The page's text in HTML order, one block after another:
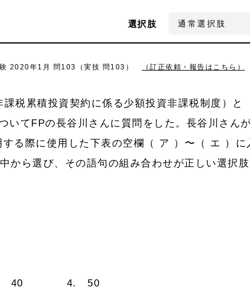
選択肢
2020年1月 問103（実技 問103） （訂正依頼・報告はこちら）
税累積投資契約に係る少額投資非課税制度）と
いてFPの長谷川さんに質問をした。長谷川さん
る際に使用した下表の空欄（ ア ）〜（ エ ）に
から選び、その語句の組み合わせが正しい選択
4. 50